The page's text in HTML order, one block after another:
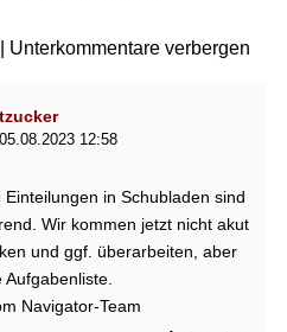
Unterkommentare verbergen
05.08.2023 12:58
in Schubladen sind
Wir kommen jetzt nicht akut
und ggf. überarbeiten, aber
Navigator-Team